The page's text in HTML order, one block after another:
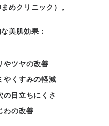
まめクリニック）。
美肌効果：
やツヤの改善
やくすみの軽減
の目立ちにくさ
わの改善